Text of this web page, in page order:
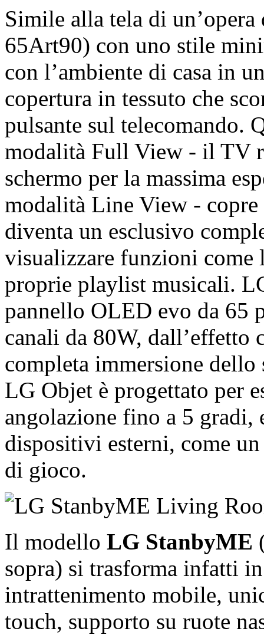
Simile alla tela di
65Art90) con uno stile
con l’ambiente di casa in
copertura in tessuto che
pulsante sul telecomando.
modalità Full View - il TV
schermo per la massima
modalità Line View -
diventa un esclusivo
visualizzare funzioni come
proprie playlist musicali.
pannello OLED evo da 65
canali da 80W, dall’effetto
completa immersione
LG Objet è progettato per
angolazione fino a 5
dispositivi esterni, come
di gioco.
Il modello LG StanbyME
sopra) si trasforma infatti
intrattenimento mobile,
touch, supporto su ruote